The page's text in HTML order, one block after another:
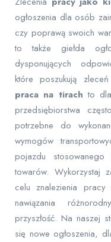
ogłoszenia dla osób
czy poprawą swoich
to także giełda
dysponujących
które poszukują
praca na tirach to
przedsiębiorstwa
potrzebne do
wymogów
pojazdu
towarów. Wykorzystaj
celu znalezienia
nawiązania
przyszłość. Na naszej
się nowe ogłoszenia,